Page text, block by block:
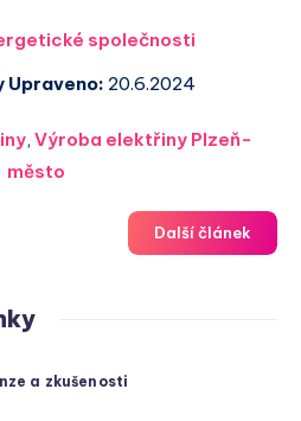
společnosti
Upraveno: 20.6.2024
,Výroba elektřiny Plzeň-
město
Další článek
a zkušenosti